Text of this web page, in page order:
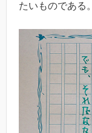
たいものである。